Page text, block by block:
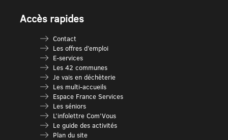
Accès rapides
Contact
Les offres d’emploi
E-services
Les 42 communes
Je vais en déchèterie
Les multi-accueils
Espace France Services
Les séniors
L’infolettre Com’Vous
Le guide des activités
Plan du site